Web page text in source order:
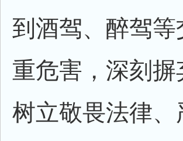
到酒驾、醉驾
重危害，深刻
树立敬畏法律